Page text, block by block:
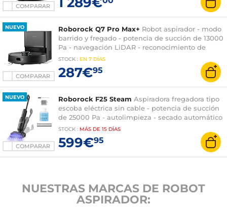
COMPARAR
NUEVO
COMPARAR
Roborock Q7 Pro Max+ Robot aspirador - modo
barrido y fregado - potencia de succión de 13000
Pa - navegación LiDAR - reconocimiento de
obstáculos mediante IA - estación multifunción
STOCK : EN 7 DÍAS
287€95
NUEVO
COMPARAR
Roborock F25 Steam Aspiradora fregadora tipo
escoba eléctrica sin cable - potencia de succión
de 25000 Pa - autolimpieza - secado automático
del cepillo - autonomía 80 minutos
STOCK : MÁS DE 15 DÍAS
599€95
NUESTRAS MARCAS DE ROBOT
ASPIRADOR: